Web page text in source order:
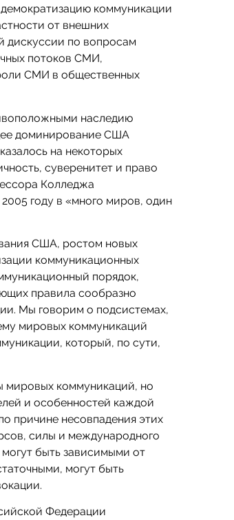
коммуникации
от внешних
дискуссии по вопросам
потоков СМИ,
СМИ в общественных
наследию
доминирование США
на некоторых
суверенитет и право
Колледжа
году в «много миров, один
США, ростом новых
коммуникационных
порядок,
правила сообразно
Мы говорим о подсистемах,
мировых коммуникаций
который, по сути,
мировых коммуникаций, но
и особенностей каждой
причине несовпадения этих
силы и международного
быть зависимыми от
могут быть
Федерации